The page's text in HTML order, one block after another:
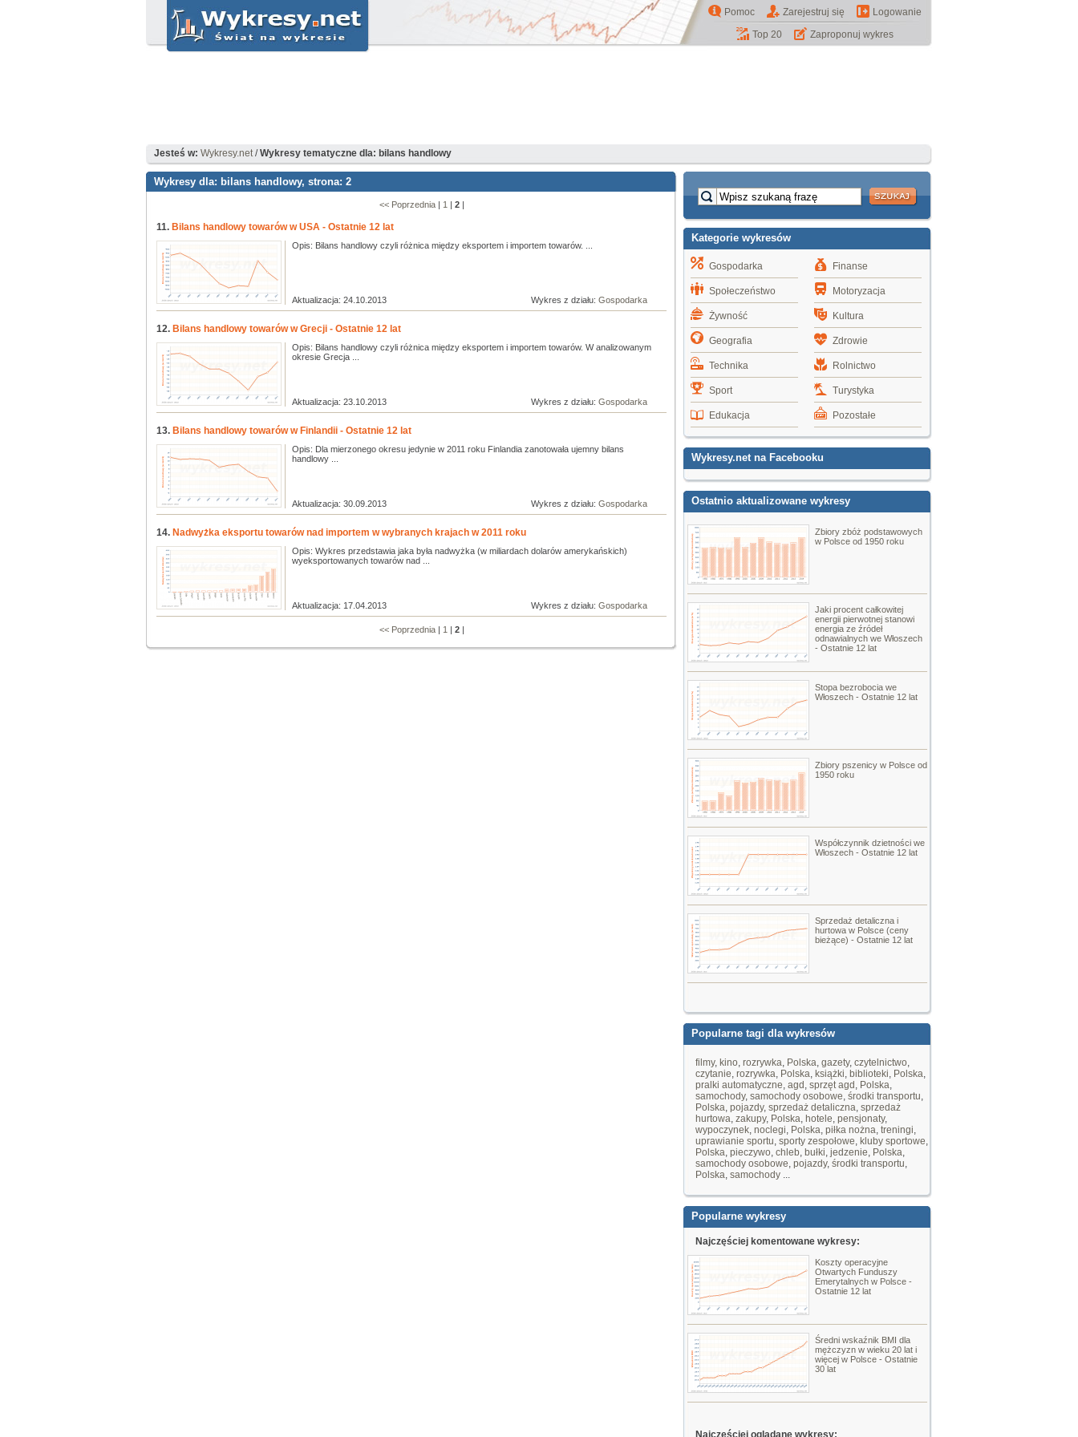
Pomoc Zarejestruj się
Logowanie
Top 20
Zaproponuj wykres
Jesteś w: Wykresy.net/Wykresy tematyczne dla: bilans handlowy
Wykresy dla: bilans handlowy, strona: 2
<< Poprzednia | 1 | 2 |
11. Bilans handlowy towarów w USA - Ostatnie 12 lat
Opis: Bilans handlowy czyli różnica między eksportem i importem towarów. ...
Aktualizacja: 24.10.2013 Wykres z działu: Gospodarka
12. Bilans handlowy towarów w Grecji - Ostatnie 12 lat
Opis: Bilans handlowy czyli różnica między eksportem i importem towarów. W analizowanym
okresie Grecja ...
Aktualizacja: 23.10.2013 Wykres z działu: Gospodarka
13. Bilans handlowy towarów w Finlandii - Ostatnie 12 lat
Opis: Dla mierzonego okresu jedynie w 2011 roku Finlandia zanotowała ujemny bilans
handlowy ...
Aktualizacja: 30.09.2013 Wykres z działu: Gospodarka
14. Nadwyżka eksportu towarów nad importem w wybranych krajach w 2011 roku
Opis: Wykres przedstawia jaka była nadwyżka (w miliardach dolarów amerykańskich)
wyeksportowanych towarów nad ...
Aktualizacja: 17.04.2013 Wykres z działu: Gospodarka
<< Poprzednia | 1 | 2 |
Kategorie wykresów
Gospodarka
Społeczeństwo
Żywność
Geografia
Technika
Sport
Edukacja
Finanse
Motoryzacja
Kultura
Zdrowie
Rolnictwo
Turystyka
Pozostałe
Wykresy.net na Facebooku
Ostatnio aktualizowane wykresy
Zbiory zbóż podstawowych
w Polsce od 1950 roku
Jaki procent całkowitej
energii pierwotnej stanowi
energia ze źródeł
odnawialnych we Włoszech
- Ostatnie 12 lat
Stopa bezrobocia we
Włoszech - Ostatnie 12 lat
Zbiory pszenicy w Polsce od
1950 roku
Współczynnik dzietności we
Włoszech - Ostatnie 12 lat
Sprzedaż detaliczna i
hurtowa w Polsce (ceny
bieżące) - Ostatnie 12 lat
Popularne tagi dla wykresów
filmy, kino, rozrywka, Polska, gazety, czytelnictwo,
czytanie, rozrywka, Polska, książki, biblioteki, Polska,
pralki automatyczne, agd , sprzęt agd , Polska,
samochody, samochody osobowe, środki transportu,
Polska, pojazdy, sprzedaż detaliczna, sprzedaż
hurtowa, zakupy, Polska, hotele, pensjonaty,
wypoczynek, noclegi, Polska, piłka nożna, treningi,
uprawianie sportu, sporty zespołowe, kluby sportowe,
Polska, pieczywo, chleb, bułki, jedzenie, Polska,
samochody osobowe, pojazdy, środki transportu,
Polska, samochody ...
Popularne wykresy
Najczęściej komentowane wykresy:
Koszty operacyjne
Otwartych Funduszy
Emerytalnych w Polsce -
Ostatnie 12 lat
Średni wskaźnik BMI dla
mężczyzn w wieku 20 lat i
więcej w Polsce - Ostatnie
30 lat
Najczęściej oglądane wykresy: